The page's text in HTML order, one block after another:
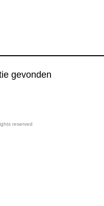
gevonden
reserved